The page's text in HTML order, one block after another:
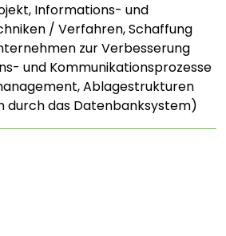
Informations- und
/ Verfahren, Schaffung
zur Verbesserung
und Kommunikationsprozesse
Ablagestrukturen
durch das Datenbanksystem)